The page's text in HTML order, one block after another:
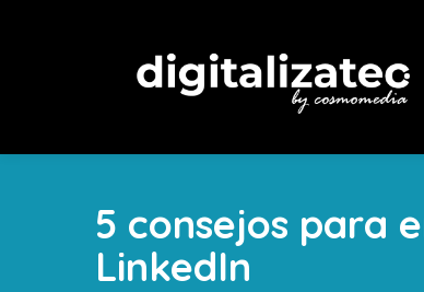
5 consejos para
LinkedIn